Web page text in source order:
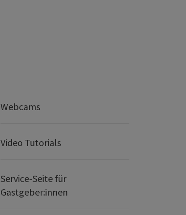
Webcams
Video Tutorials
Service-Seite für
Gastgeber:innen